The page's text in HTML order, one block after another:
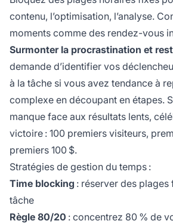
contenu, l’optimisation, l’analyse.
moments comme des rendez-vous
Surmonter la procrastination et
demande d’identifier vos
à la tâche si vous avez tendance à
complexe en découpant en étapes.
manque face aux résultats lents,
victoire : 100 premiers visiteurs,
premiers 100 $.
Stratégies de gestion du temps :
Time blocking : réserver des plages
tâche
Règle 80/20 : concentrez 80 % de